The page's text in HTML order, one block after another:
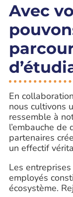
Avec
En
nous cultivons
ressemble à
l’embauche
partenaires
un effectif
Les
employés
écosystème.